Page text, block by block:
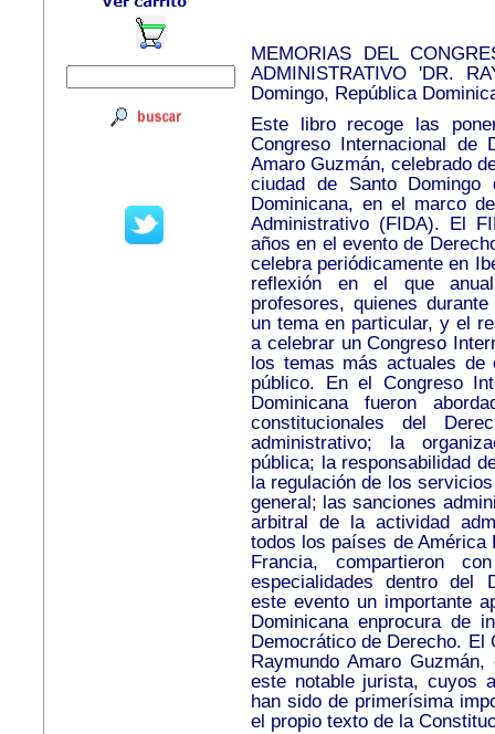
MEMORIAS DEL
ADMINISTRATIVO 'DR.
Domingo, República
Este libro recoge las
Congreso Internacional de
Amaro Guzmán, celebrado
ciudad de Santo
Dominicana, en el marco
Administrativo (FIDA). El
años en el evento de
celebra periódicamente en
reflexión en el que
profesores, quienes
un tema en particular, y el
a celebrar un Congreso
los temas más actuales de
público. En el Congreso
Dominicana fueron
constitucionales del
administrativo; la
pública; la responsabilidad
la regulación de los
general; las sanciones
arbitral de la actividad
todos los países de América
Francia, compartieron
especialidades dentro del
este evento un importante
Dominicana enprocura de
Democrático de Derecho.
Raymundo Amaro
este notable jurista, cuyos
han sido de primerísima
el propio texto de la